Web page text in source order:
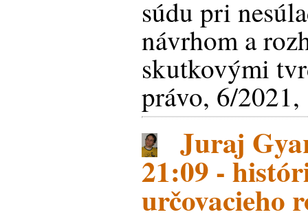
súdu pri
návrhom a
skutkovými
právo, 6/2021,
Juraj
21:09 -
určovacieho